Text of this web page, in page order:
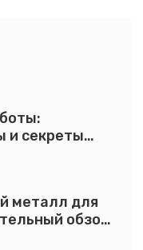
и секреты
металл для
обзор